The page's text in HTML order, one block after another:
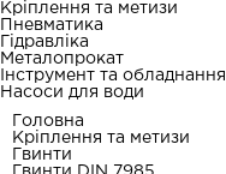
Кріплення та метизи
Пневматика
Гідравліка
Металопрокат
Інструмент та обладнання
Насоси для води
Головна
Кріплення та метизи
Гвинти